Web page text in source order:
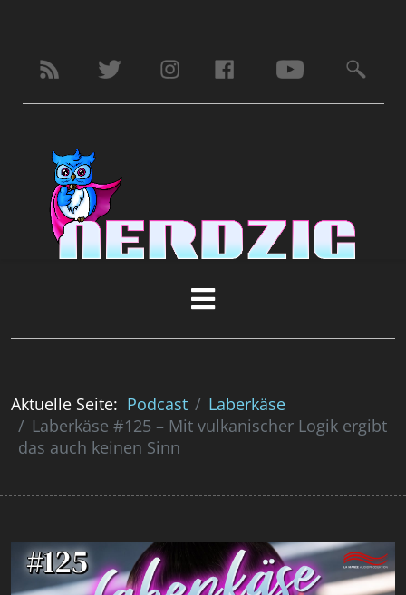
Aktuelle Seite: Podcast
Laberkäse
Laberkäse #125 – Mit vulkanischer Logik ergibt
das auch keinen Sinn